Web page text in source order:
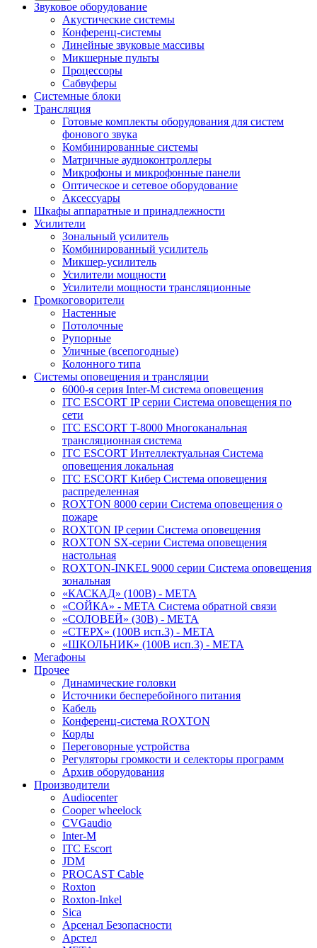
Звуковое оборудование
Акустические системы
Конференц-системы
Линейные звуковые массивы
Микшерные пульты
Процессоры
Сабвуферы
Системные блоки
Трансляция
Готовые комплекты оборудования для систем
фонового звука
Комбинированные системы
Матричные аудиоконтроллеры
Микрофоны и микрофонные панели
Оптическое и сетевое оборудование
Аксессуары
Шкафы аппаратные и принадлежности
Усилители
Зональный усилитель
Комбинированный усилитель
Микшер-усилитель
Усилители мощности
Усилители мощности трансляционные
Громкоговорители
Настенные
Потолочные
Рупорные
Уличные (всепогодные)
Колонного типа
Системы оповещения и трансляции
6000-я серия Inter-M система оповещения
ITC ESCORT IP серии Система оповещения по
сети
ITC ESCORT T-8000 Многоканальная
трансляционная система
ITC ESCORT Интеллектуальная Система
оповещения локальная
ITC ESCORT Кибер Система оповещения
распределенная
ROXTON 8000 серии Система оповещения о
пожаре
ROXTON IP серии Система оповещения
ROXTON SX-серии Система оповещения
настольная
ROXTON-INKEL 9000 серии Система оповещения
зональная
«КАСКАД» (100В) - МЕТА
«СОЙКА» - МЕТА Система обратной связи
«СОЛОВЕЙ» (30В) - МЕТА
«СТЕРХ» (100В исп.3) - МЕТА
«ШКОЛЬНИК» (100В исп.3) - МЕТА
Мегафоны
Прочее
Динамические головки
Источники бесперебойного питания
Кабель
Конференц-система ROXTON
Корды
Переговорные устройства
Регуляторы громкости и селекторы программ
Архив оборудования
Производители
Audiocenter
Cooper wheelock
CVGaudio
Inter-M
ITC Escort
JDM
PROCAST Cable
Roxton
Roxton-Inkel
Sica
Арсенал Безопасности
Арстел